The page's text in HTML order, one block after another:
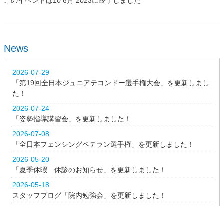
News
2026-07-29
「第19回全日本ジュニアテコンドー選手権大会」を更新しまし
た！
2026-07-24
「姿勢指導講習会」を更新しました！
2026-07-08
「全日本フェンシングベテラン選手権」を更新しました！
2026-05-20
「夏季休暇 休診のお知らせ」を更新しました！
2026-05-18
スタッフブログ「院内勉強会」を更新しました！